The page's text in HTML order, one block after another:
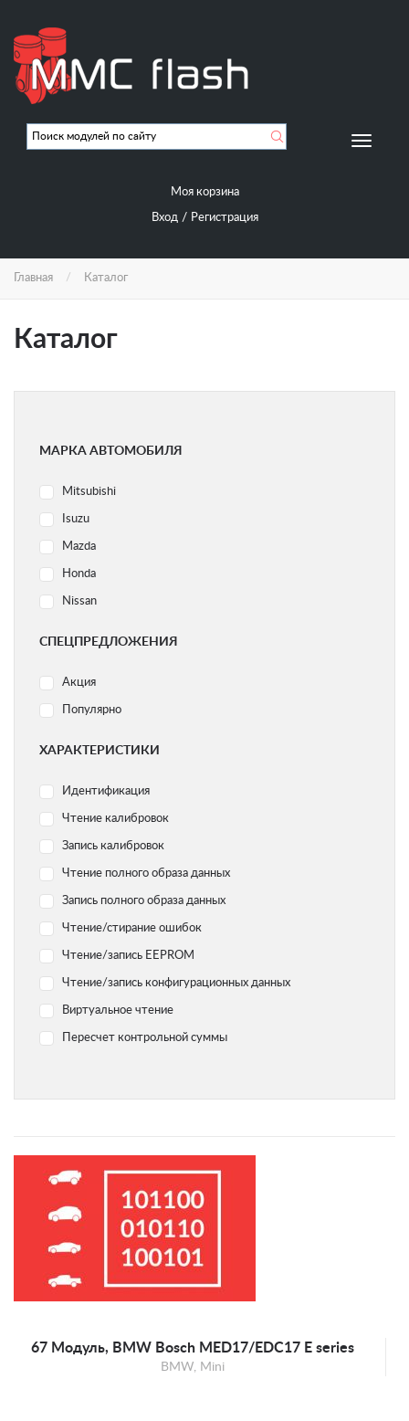
основному
содержанию
Моя корзина
Вход/ Регистрация
Главная Каталог
Каталог
МАРКА АВТОМОБИЛЯ
Mitsubishi
Isuzu
Mazda
Honda
Nissan
Volvo
Acura
Chery
Yamaha
Chevrolet
Citroen
Dodge
Geely
Hyundai
Infiniti
Jaguar
Jeep
Lexus
Lifan
Mercedes-Benz
Mini
Opel
Porsche
СПЕЦПРЕДЛОЖЕНИЯ
Акция
Популярно
ХАРАКТЕРИСТИКИ
Идентификация
Чтение калибровок
Запись калибровок
Чтение полного образа данных
Запись полного образа данных
Чтение/стирание ошибок
Чтение/запись EEPROM
Чтение/запись конфигурационных данных
Виртуальное чтение
Пересчет контрольной суммы
67 Модуль, BMW Bosch MED17/EDC17 E series
BMW, Mini